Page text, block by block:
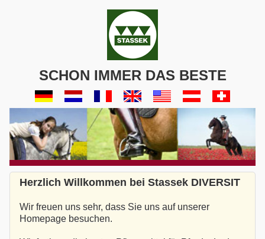
SCHON IMMER DAS BESTE
Herzlich Willkommen bei Stassek DIVERSIT
Wir freuen uns sehr, dass Sie uns auf unserer
Homepage besuchen.